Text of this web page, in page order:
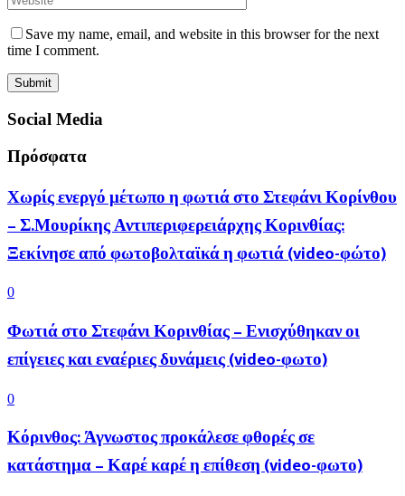
Save my name, email, and website in this browser for the next
time I comment.
Social Media
Πρόσφατα
Χωρίς ενεργό μέτωπο η φωτιά στο Στεφάνι Κορίνθου
– Σ.Μουρίκης Αντιπεριφερειάρχης Κορινθίας:
Ξεκίνησε από φωτοβολταϊκά η φωτιά (video-φώτο)
0
Φωτιά στο Στεφάνι Κορινθίας – Ενισχύθηκαν οι
επίγειες και εναέριες δυνάμεις (video-φωτο)
0
Κόρινθος: Άγνωστος προκάλεσε φθορές σε
κατάστημα – Καρέ καρέ η επίθεση (video-φωτο)